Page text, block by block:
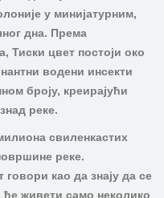
у минијатурним,
дна. Према
Тиски цвет постоји око
водени инсекти
броју, креирајући
реке.
свиленкастих
реке.
као да знају да се
живети само неколико